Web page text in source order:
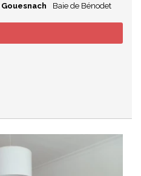
Gouesnach
Baie de Bénodet